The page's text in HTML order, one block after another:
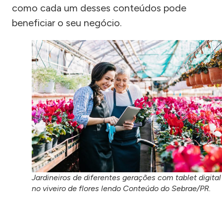
como cada um desses conteúdos pode
beneficiar o seu negócio.
Jardineiros de diferentes gerações com tablet digital
no viveiro de flores lendo Conteúdo do Sebrae/PR.